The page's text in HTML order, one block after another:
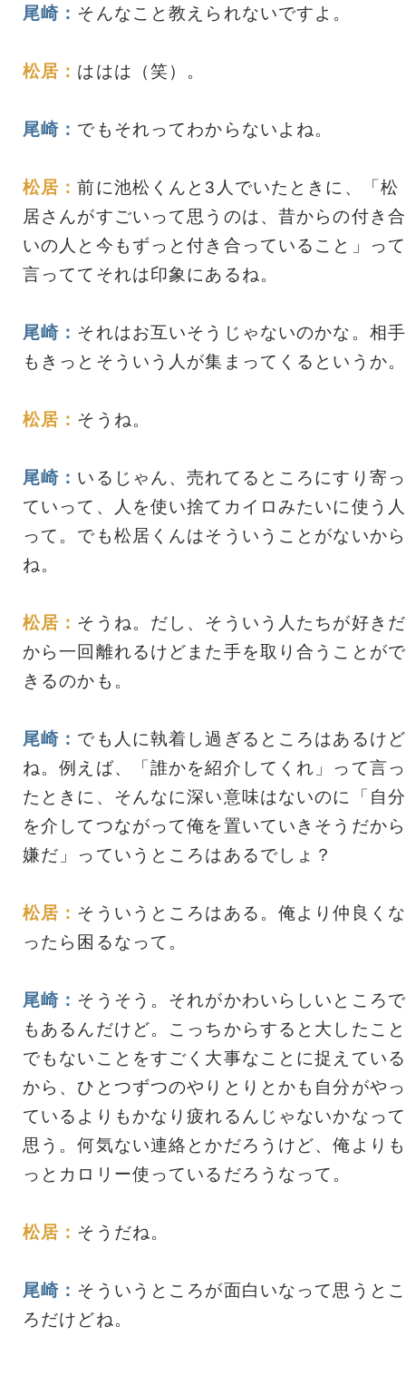
尾崎： そんなこと教えられないですよ。
松居： ははは（笑）。
尾崎： でもそれってわからないよね。
松居：前に池松くんと3人でいたときに、「松
居さんがすごいって思うのは、昔からの付き合
いの人と今もずっと付き合っていること」って
言っててそれは印象にあるね。
尾崎： それはお互いそうじゃないのかな。相手
もきっとそういう人が集まってくるというか。
松居： そうね。
尾崎： いるじゃん、売れてるところにすり寄っ
ていって、人を使い捨てカイロみたいに使う人
って。でも松居くんはそういうことがないから
ね。
松居： そうね。だし、そういう人たちが好きだ
から一回離れるけどまた手を取り合うことがで
きるのかも。
尾崎： でも人に執着し過ぎるところはあるけど
ね。例えば、「誰かを紹介してくれ」って言っ
たときに、そんなに深い意味はないのに「自分
を介してつながって俺を置いていきそうだから
嫌だ」っていうところはあるでしょ？
松居： そういうところはある。俺より仲良くな
ったら困るなって。
尾崎： そうそう。それがかわいらしいところで
もあるんだけど。こっちからすると大したこと
でもないことをすごく大事なことに捉えている
から、ひとつずつのやりとりとかも自分がやっ
ているよりもかなり疲れるんじゃないかなって
思う。何気ない連絡とかだろうけど、俺よりも
っとカロリー使っているだろうなって。
松居： そうだね。
尾崎： そういうところが面白いなって思うとこ
ろだけどね。